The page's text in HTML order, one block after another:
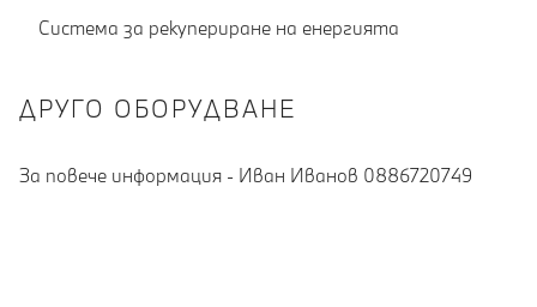
Система за рекупериране на енергията
ДРУГО ОБОРУДВАНЕ
За повече информация - Иван Иванов 0886720749